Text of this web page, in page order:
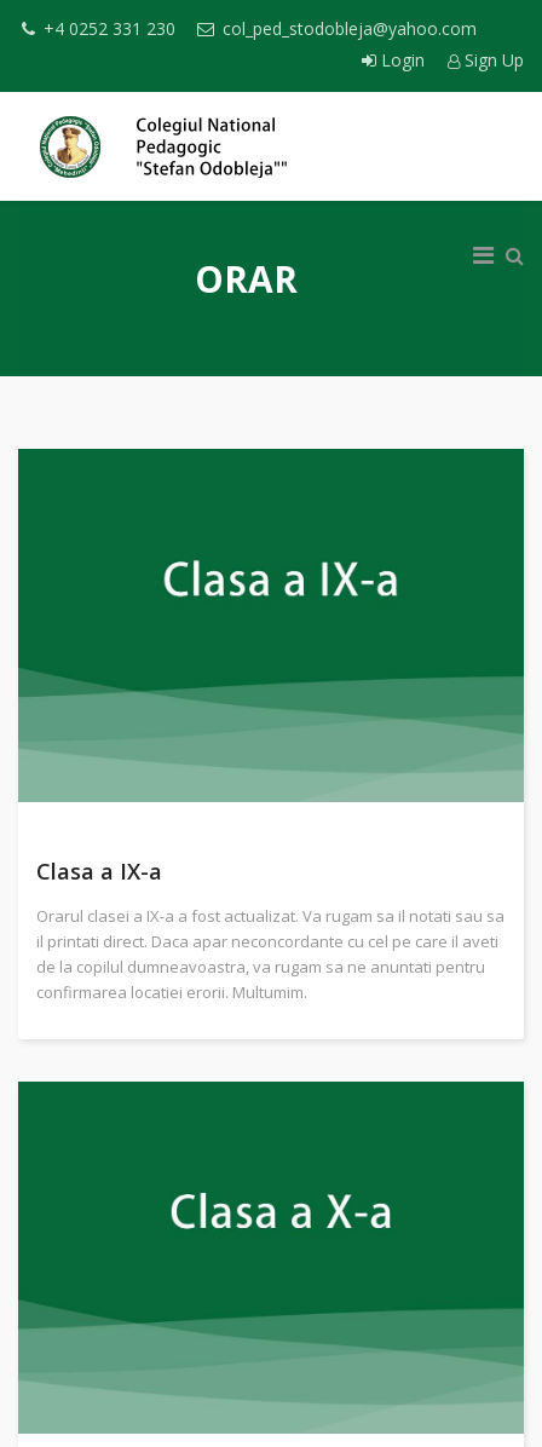
+4 0252 331 230
col_ped_stodobleja@yahoo.com
Login
Sign Up
ORAR
Clasa a IX-a
Orarul clasei a IX-a a fost actualizat. Va rugam sa il notati sau sa
il printati direct. Daca apar neconcordante cu cel pe care il aveti
de la copilul dumneavoastra, va rugam sa ne anuntati pentru
confirmarea locatiei erorii. Multumim.